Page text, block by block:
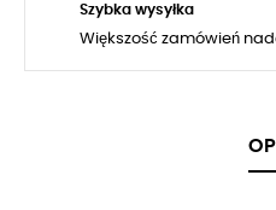
Szybka wysyłka
Większość zamówień